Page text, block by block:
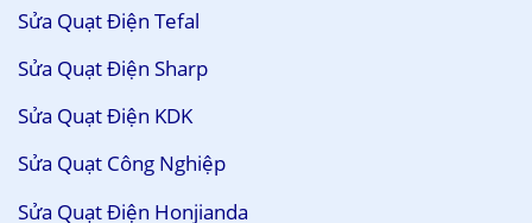
Sửa Quạt Điện Tefal
Sửa Quạt Điện Sharp
Sửa Quạt Điện KDK
Sửa Quạt Công Nghiệp
Sửa Quạt Điện Honjianda